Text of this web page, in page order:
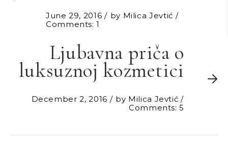
June 29, 2016 by Milica Jevtić
Comments: 1
Ljubavna priča o
luksuznoj kozmetici
December 2, 2016 by Milica Jevtić
Comments: 5